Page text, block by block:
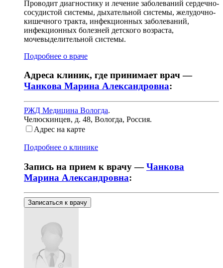
Проводит диагностику и лечение заболеваний сердечно-
сосудистой системы, дыхательной системы, желудочно-
кишечного тракта, инфекционных заболеваний,
инфекционных болезней детского возраста,
мочевыделительной системы.
Подробнее о враче
Адреса клиник, где принимает врач —
Чанкова Марина Александровна:
РЖД Медицина Вологда.
Челюскинцев, д. 48, Вологда, Россия.
Адрес на карте
Подробнее о клинике
Запись на прием к врачу —Чанкова
Марина Александровна:
Записаться к врачу